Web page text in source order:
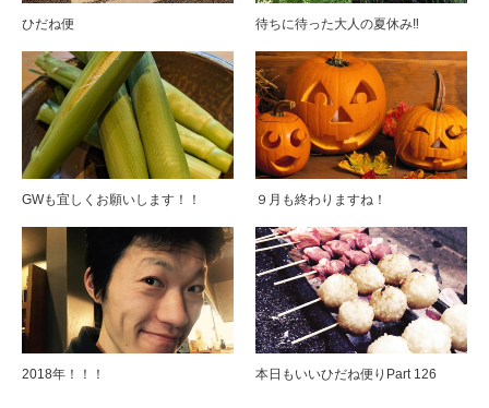
ひだね便 待ちに待った大人の夏休み‼︎
GWも宜しくお願いします！！ ９月も終わりますね！
2018年！！！ 本日もいいひだね便りPart 126